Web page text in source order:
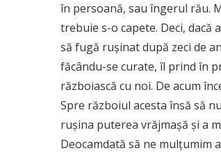
în persoană, sau îngerul rău.
trebuie s-o capete. Deci,
să fugă ruşinat după zeci de
făcându-se curate, îl prind în
războiască cu noi. De acum
Spre războiul acesta însă să
ruşina puterea vrăjmaşă şi a
Deocamdată să ne mulţumim